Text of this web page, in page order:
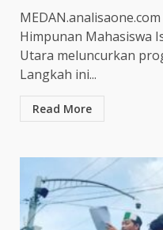
Himpunan Mahasiswa
Utara meluncurkan
Langkah ini...
Read More